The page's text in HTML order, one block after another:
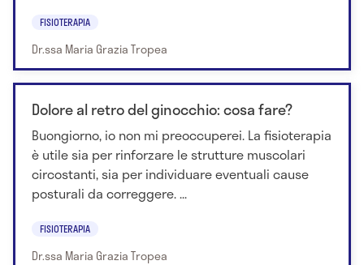
FISIOTERAPIA
Dr.ssa Maria Grazia Tropea
Dolore al retro del ginocchio: cosa fare?
Buongiorno, io non mi preoccuperei. La fisioterapia
è utile sia per rinforzare le strutture muscolari
circostanti, sia per individuare eventuali cause
posturali da correggere. ...
FISIOTERAPIA
Dr.ssa Maria Grazia Tropea